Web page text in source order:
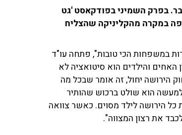
בפרק השמיני בפודקאסט 'גט
במקרה מהקליניקה שהצליח
במשפחות הכי טובות", פתחה עו"ד
והילדים הוא סיטואציה לא
הירושה יחול, זה אומר שבכל מה
הוא שולט ברכוש שהותיר
כל הירושה לילד מסוים. כאשר צוואה
את רצון המצווה".